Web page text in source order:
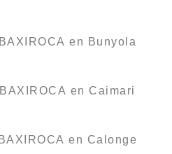
en Bunyola
en Caimari
en Calonge